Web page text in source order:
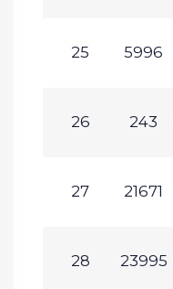
25 5996
26 243
27 21671
28 23995